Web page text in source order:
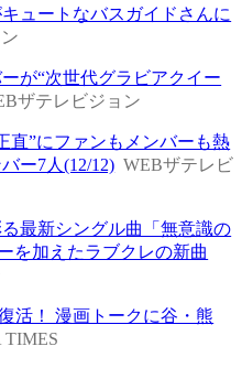
ュートなバスガイドさんに
が“次世代グラビアクイー
ザテレビジョン
直”にファンもメンバーも熱
ー7人(12/12) WEBザテレビ
最新シングル曲「無意識の
を加えたラブクレの新曲
活！ 漫画トークに谷・熊
TIMES